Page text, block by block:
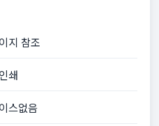
지 참조
쇄
스없음